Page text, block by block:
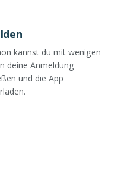
kannst du mit wenigen
deine Anmeldung
und die App